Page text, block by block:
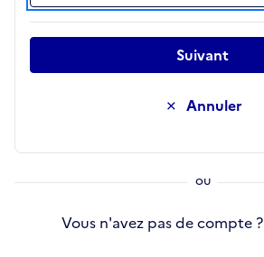
Annuler
Suivant
Vous n'avez pas de compte ?